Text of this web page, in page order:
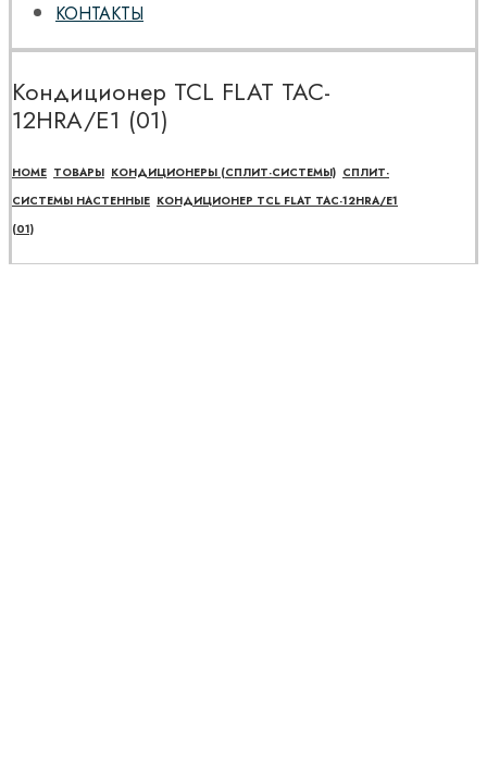
КОНТАКТЫ
Кондиционер TCL FLAT TAC-
12HRA/E1 (01)
HOME ТОВАРЫ КОНДИЦИОНЕРЫ (СПЛИТ-СИСТЕМЫ) СПЛИТ-
СИСТЕМЫ НАСТЕННЫЕ КОНДИЦИОНЕР TCL FLAT TAC-12HRA/E1
(01)